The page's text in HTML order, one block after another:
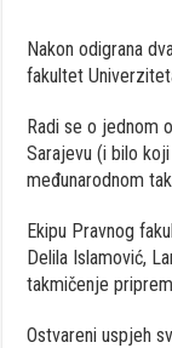
Nakon odigrana
fakultet
Radi se o jednom
Sarajevu (i bilo
međunarodnom
Ekipu Pravnog
Delila Islamović,
takmičenje
Ostvareni uspjeh